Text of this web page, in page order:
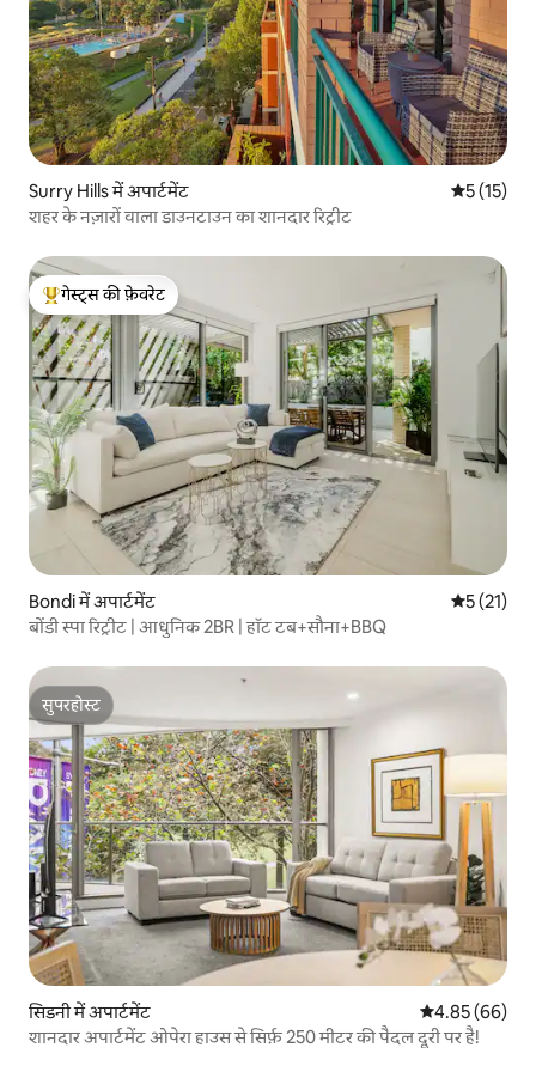
Surry Hills में अपार्टमेंट औसत रेटिंग
5 (15)
शहर के नज़ारों वाला डाउनटाउन का शानदार रिट्रीट
गेस्ट्स का टॉप फ़ेवरेट
गेस्ट्स की फ़ेवरेट
Bondi में अपार्टमेंट औसत रेटिंग
5 (21)
बोंडी स्पा रिट्रीट | आधुनिक 2BR | हॉट टब+सौना+BBQ
सुपरहोस्ट
सुपरहोस्ट
सिडनी में अपार्टमेंट औसत रेटिंग 5 में
4.85 (66)
शानदार अपार्टमेंट ओपेरा हाउस से सिर्फ़ 250 मीटर की पैदल दूरी पर है!